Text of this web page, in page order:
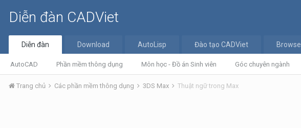
Diễn đàn CADViet
Diễn đàn
AutoCAD Phần mềm thông dụng Môn học - Đồ án Sinh viên Góc chuyên ngành
Download AutoLisp Đào tạo CADViet Browse
Trang chủ Các phần mềm thông dụng 3DS Max Thuật ngữ trong Max